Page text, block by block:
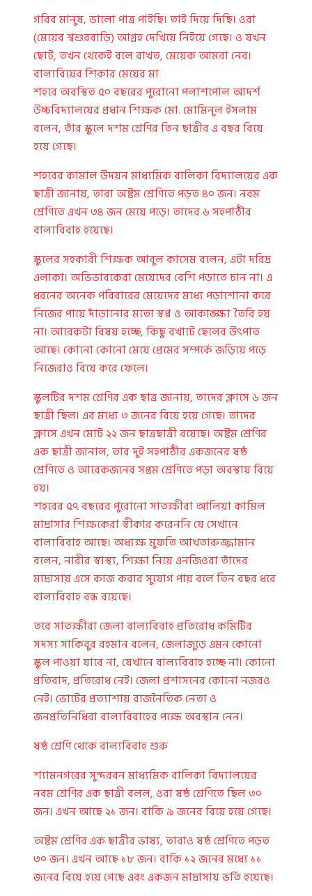
গরিব মানুষ, ভালো পাত্র পাইছি। তাই দিয়ে দিছি। ওরা
(মেয়ের শ্বশুরবাড়ি) আগ্রহ দেখিয়ে নিইয়ে গেছে। ও যখন
ছোট, তখন থেকেই বলে রাখত, মেয়েক আমরা নেব।
বাল্যবিয়ের শিকার মেয়ের মা
শহরে অবস্থিত ৫০ বছরের পুরোনো পলাশপোল আদর্শ
উচ্চবিদ্যালয়ের প্রধান শিক্ষক মো. মোমিনুল ইসলাম
বলেন, তাঁর স্কুলে দশম শ্রেণির তিন ছাত্রীর এ বছর বিয়ে
হয়ে গেছে।
শহরের কামাল উদয়ন মাধ্যমিক বালিকা বিদ্যালয়ের এক
ছাত্রী জানায়, তারা অষ্টম শ্রেণিতে পড়ত ৪০ জন। নবম
শ্রেণিতে এখন ৩৪ জন মেয়ে পড়ে। তাদের ৬ সহপাঠীর
বাল্যবিবাহ হয়েছে।
স্কুলের সহকারী শিক্ষক আবুল কাসেম বলেন, এটা দরিদ্র
এলাকা। অভিভাবকেরা মেয়েদের বেশি পড়াতে চান না। এ
ধরনের অনেক পরিবারের মেয়েদের মধ্যে পড়াশোনা করে
নিজের পায়ে দাঁড়ানোর মতো স্বপ্ন ও আকাঙ্ক্ষা তৈরি হয়
না। আরেকটা বিষয় হচ্ছে, কিছু বখাটে ছেলের উৎপাত
আছে। কোনো কোনো মেয়ে প্রেমের সম্পর্কে জড়িয়ে পড়ে
নিজেরাও বিয়ে করে ফেলে।
স্কুলটির দশম শ্রেণির এক ছাত্র জানায়, তাদের ক্লাসে ৬ জন
ছাত্রী ছিল। এর মধ্যে ৩ জনের বিয়ে হয়ে গেছে। তাদের
ক্লাসে এখন মোট ২২ জন ছাত্রছাত্রী রয়েছে। অষ্টম শ্রেণির
এক ছাত্রী জানাল, তার দুই সহপাঠীর একজনের ষষ্ঠ
শ্রেণিতে ও আরেকজনের সপ্তম শ্রেণিতে পড়া অবস্থায় বিয়ে
হয়।
শহরের ৫৭ বছরের পুরোনো সাতক্ষীরা আলিয়া কামিল
মাদ্রাসার শিক্ষকেরা স্বীকার করেননি যে সেখানে
বাল্যবিবাহ আছে। অধ্যক্ষ মুফতি আখতারুজ্জামান
বলেন, নারীর স্বাস্থ্য, শিক্ষা নিয়ে এনজিওরা তাঁদের
মাদ্রাসায় এসে কাজ করার সুযোগ পায় বলে তিন বছর ধরে
বাল্যবিবাহ বন্ধ রয়েছে।
তবে সাতক্ষীরা জেলা বাল্যবিবাহ প্রতিরোধ কমিটির
সদস্য সাকিবুর রহমান বলেন, জেলাজুড়ে এমন কোনো
স্কুল পাওয়া যাবে না, যেখানে বাল্যবিবাহ হচ্ছে না। কোনো
প্রতিবাদ, প্রতিরোধ নেই। জেলা প্রশাসনের কোনো নজরও
নেই। ভোটের প্রত্যাশায় রাজনৈতিক নেতা ও
জনপ্রতিনিধিরা বাল্যবিবাহের পক্ষে অবস্থান নেন।
ষষ্ঠ শ্রেণি থেকে বাল্যবিবাহ শুরু
শ্যামনগরের সুন্দরবন মাধ্যমিক বালিকা বিদ্যালয়ের
নবম শ্রেণির এক ছাত্রী বলল, ওরা ষষ্ঠ শ্রেণিতে ছিল ৩০
জন। এখন আছে ২১ জন। বাকি ৯ জনের বিয়ে হয়ে গেছে।
অষ্টম শ্রেণির এক ছাত্রীর ভাষ্য, তারাও ষষ্ঠ শ্রেণিতে পড়ত
৩০ জন। এখন আছে ১৮ জন। বাকি ১২ জনের মধ্যে ১১
জনের বিয়ে হয়ে গেছে এবং একজন মাদ্রাসায় ভর্তি হয়েছে।